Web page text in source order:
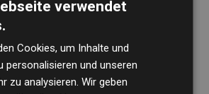
verwendet
Cookies, um Inhalte und
personalisieren und unseren
zu analysieren. Wir geben